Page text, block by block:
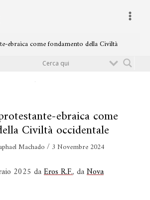
Main
ebraica come fondamento della Civiltà
ebraica come
Civiltà occidentale
Machado/ 3 Novembre 2024
2025 daEros R.F., daNova